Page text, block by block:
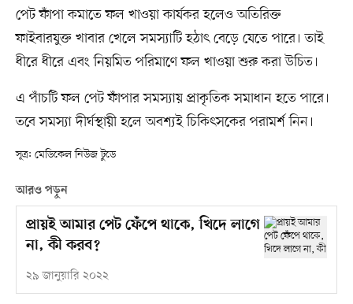
পেট ফাঁপা কমাতে ফল খাওয়া কার্যকর হলেও অতিরিক্ত
ফাইবারযুক্ত খাবার খেলে সমস্যাটি হঠাৎ বেড়ে যেতে পারে। তাই
ধীরে ধীরে এবং নিয়মিত পরিমাণে ফল খাওয়া শুরু করা উচিত।
এ পাঁচটি ফল পেট ফাঁপার সমস্যায় প্রাকৃতিক সমাধান হতে পারে।
তবে সমস্যা দীর্ঘস্থায়ী হলে অবশ্যই চিকিৎসকের পরামর্শ নিন।
সূত্র: মেডিকেল নিউজ টুডে
আরও পড়ুন
প্রায়ই আমার পেট ফেঁপে থাকে, খিদে লাগে
না, কী করব?
২৯ জানুয়ারি ২০২২